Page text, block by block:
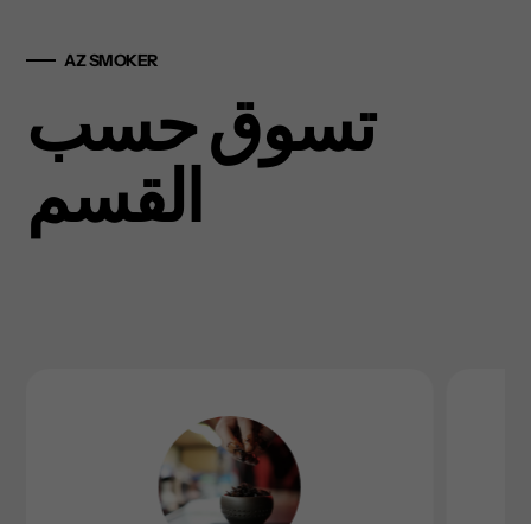
AZ SMOKER
تسوق حسب
القسم